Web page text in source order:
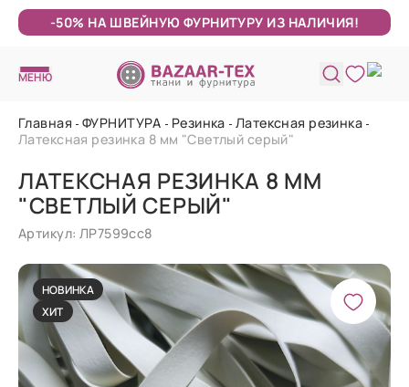
-50% НА ШВЕЙНУЮ ФУРНИТУРУ ИЗ НАЛИЧИЯ!
МЕНЮ
Главная ФУРНИТУРА Резинка
Латексная резинка
Латексная резинка 8 мм "Светлый серый"
ЛАТЕКСНАЯ РЕЗИНКА 8 ММ
"СВЕТЛЫЙ СЕРЫЙ"
Артикул: ЛР7599сс8
НОВИНКА
ХИТ